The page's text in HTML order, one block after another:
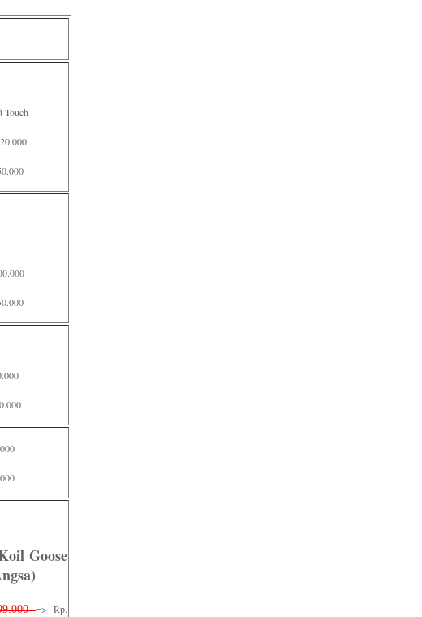
Touch
Goose
=> Rp.